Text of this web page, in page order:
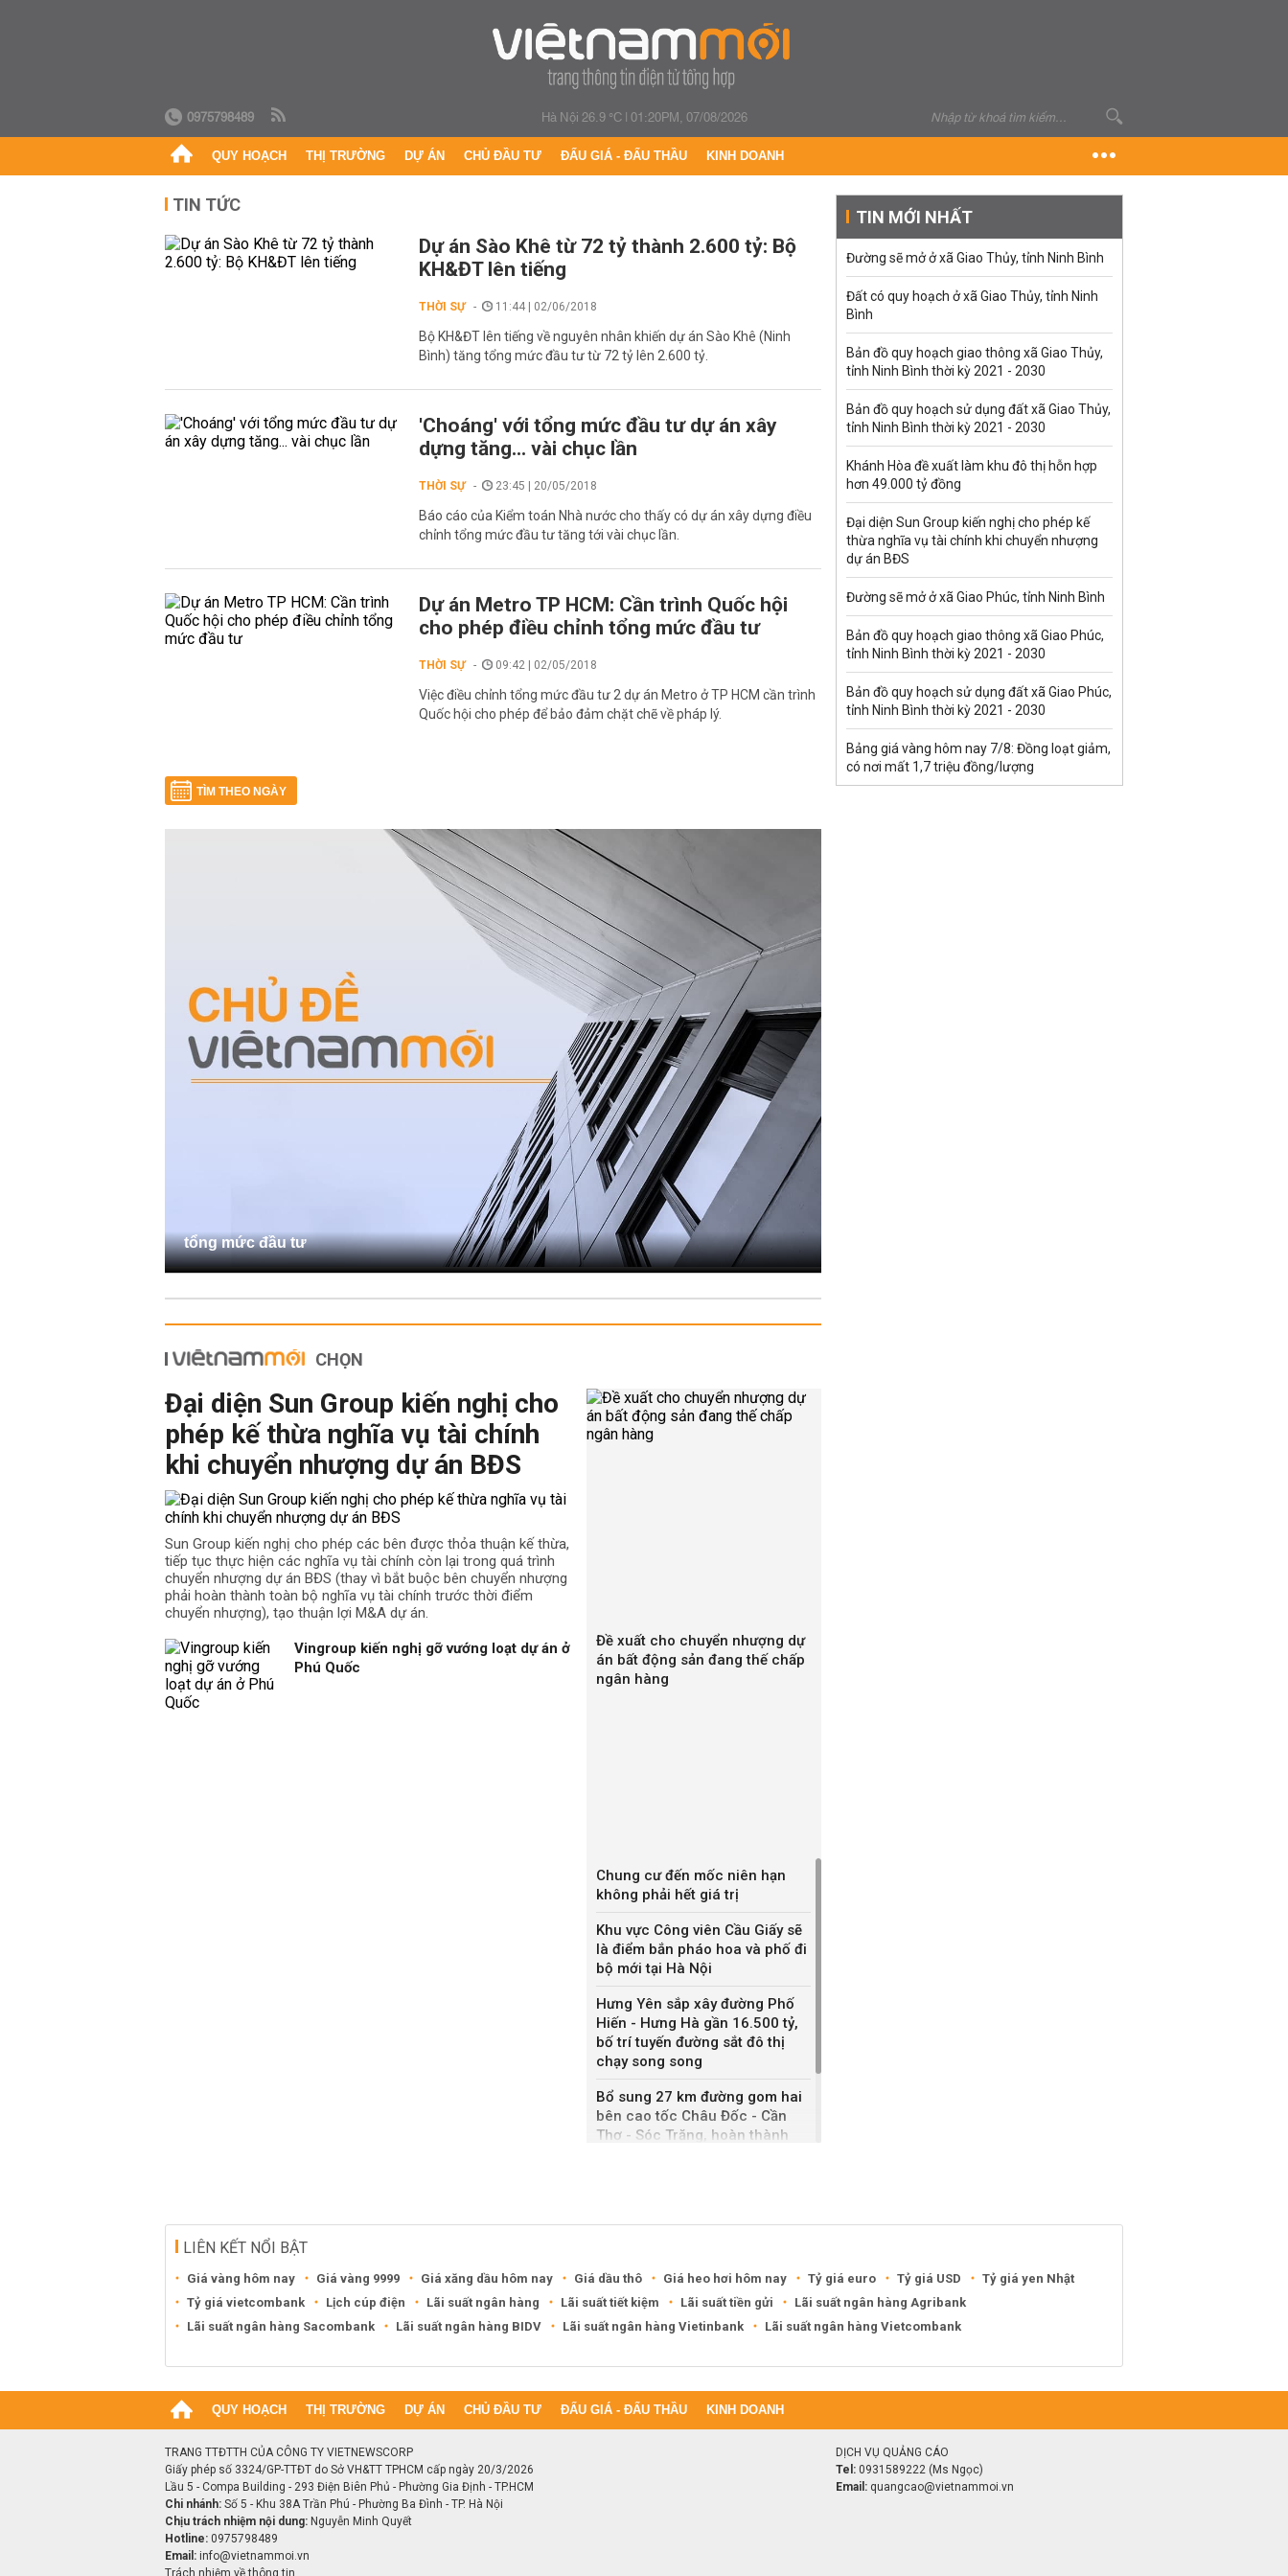
0975798489 Hà Nội 26.9 °C|01:20PM, 07/08/2026
QUY HOẠCH THỊ TRƯỜNG DỰ ÁN CHỦ ĐẦU TƯ ĐẤU GIÁ - ĐẤU THẦU KINH DOANH
TIN TỨC
Dự án Sào Khê từ 72 tỷ thành 2.600 tỷ: Bộ
KH&ĐT lên tiếng
THỜI SỰ 11:44 | 02/06/2018
Bộ KH&ĐT lên tiếng về nguyên nhân khiến dự án Sào Khê (Ninh
Bình) tăng tổng mức đầu tư từ 72 tỷ lên 2.600 tỷ.
'Choáng' với tổng mức đầu tư dự án xây
dựng tăng... vài chục lần
THỜI SỰ 23:45 | 20/05/2018
Báo cáo của Kiểm toán Nhà nước cho thấy có dự án xây dựng điều
chỉnh tổng mức đầu tư tăng tới vài chục lần.
Dự án Metro TP HCM: Cần trình Quốc hội
cho phép điều chỉnh tổng mức đầu tư
THỜI SỰ 09:42 | 02/05/2018
Việc điều chỉnh tổng mức đầu tư 2 dự án Metro ở TP HCM cần trình
Quốc hội cho phép để bảo đảm chặt chẽ về pháp lý.
TÌM THEO NGÀY
tổng mức đầu tư
CHỌN
Đại diện Sun Group kiến nghị cho
phép kế thừa nghĩa vụ tài chính
khi chuyển nhượng dự án BĐS
Sun Group kiến nghị cho phép các bên được thỏa thuận kế thừa,
tiếp tục thực hiện các nghĩa vụ tài chính còn lại trong quá trình
chuyển nhượng dự án BĐS (thay vì bắt buộc bên chuyển nhượng
phải hoàn thành toàn bộ nghĩa vụ tài chính trước thời điểm
chuyển nhượng), tạo thuận lợi M&A dự án.
Vingroup kiến nghị gỡ vướng loạt dự án ở
Phú Quốc
Đề xuất cho chuyển nhượng dự
án bất động sản đang thế chấp
ngân hàng
Chung cư đến mốc niên hạn
không phải hết giá trị
Khu vực Công viên Cầu Giấy sẽ
là điểm bắn pháo hoa và phố đi
bộ mới tại Hà Nội
Hưng Yên sắp xây đường Phố
Hiến - Hưng Hà gần 16.500 tỷ,
bố trí tuyến đường sắt đô thị
chạy song song
Bổ sung 27 km đường gom hai
bên cao tốc Châu Đốc - Cần
Thơ - Sóc Trăng, hoàn thành
TIN MỚI NHẤT
Đường sẽ mở ở xã Giao Thủy, tỉnh Ninh Bình
Đất có quy hoạch ở xã Giao Thủy, tỉnh Ninh
Bình
Bản đồ quy hoạch giao thông xã Giao Thủy,
tỉnh Ninh Bình thời kỳ 2021 - 2030
Bản đồ quy hoạch sử dụng đất xã Giao Thủy,
tỉnh Ninh Bình thời kỳ 2021 - 2030
Khánh Hòa đề xuất làm khu đô thị hỗn hợp
hơn 49.000 tỷ đồng
Đại diện Sun Group kiến nghị cho phép kế
thừa nghĩa vụ tài chính khi chuyển nhượng
dự án BĐS
Đường sẽ mở ở xã Giao Phúc, tỉnh Ninh Bình
Bản đồ quy hoạch giao thông xã Giao Phúc,
tỉnh Ninh Bình thời kỳ 2021 - 2030
Bản đồ quy hoạch sử dụng đất xã Giao Phúc,
tỉnh Ninh Bình thời kỳ 2021 - 2030
Bảng giá vàng hôm nay 7/8: Đồng loạt giảm,
có nơi mất 1,7 triệu đồng/lượng
LIÊN KẾT NỔI BẬT
Giá vàng hôm nay Giá vàng 9999 Giá xăng dầu hôm nay Giá dầu thô Giá heo hơi hôm nay Tỷ giá euro Tỷ giá USD
Tỷ giá yen Nhật
Tỷ giá vietcombank
Lịch cúp điện Lãi suất ngân hàng Lãi suất tiết kiệm Lãi suất tiền gửi
Lãi suất ngân hàng Agribank
Lãi suất ngân hàng Sacombank
Lãi suất ngân hàng BIDV Lãi suất ngân hàng Vietinbank Lãi suất ngân hàng Vietcombank
QUY HOẠCH THỊ TRƯỜNG DỰ ÁN CHỦ ĐẦU TƯ ĐẤU GIÁ - ĐẤU THẦU KINH DOANH
TRANG TTĐTTH CỦA CÔNG TY VIETNEWSCORP
Giấy phép số 3324/GP-TTĐT do Sở VH&TT TPHCM cấp ngày 20/3/2026
Lầu 5 - Compa Building - 293 Điện Biên Phủ - Phường Gia Định - TP.HCM
Chi nhánh: Số 5 - Khu 38A Trần Phú - Phường Ba Đình - TP. Hà Nội
Chịu trách nhiệm nội dung: Nguyễn Minh Quyết
Hotline: 0975798489
Email: info@vietnammoi.vn
Trách nhiệm về thông tin
DỊCH VỤ QUẢNG CÁO
Tel: 0931589222 (Ms Ngọc)
Email: quangcao@vietnammoi.vn